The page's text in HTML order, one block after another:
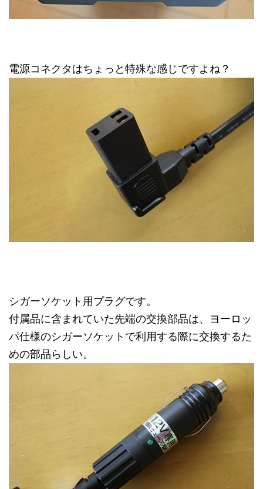
電源コネクタはちょっと特殊な感じですよね？
シガーソケット用プラグです。
付属品に含まれていた先端の交換部品は、ヨーロッ
パ仕様のシガーソケットで利用する際に交換するた
めの部品らしい。